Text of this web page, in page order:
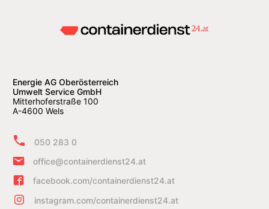
Energie AG Oberösterreich
Umwelt Service GmbH
Mitterhoferstraße 100
A-4600 Wels
050 283 0
office@containerdienst24.at
facebook.com/containerdienst24.at
instagram.com/containerdienst24.at